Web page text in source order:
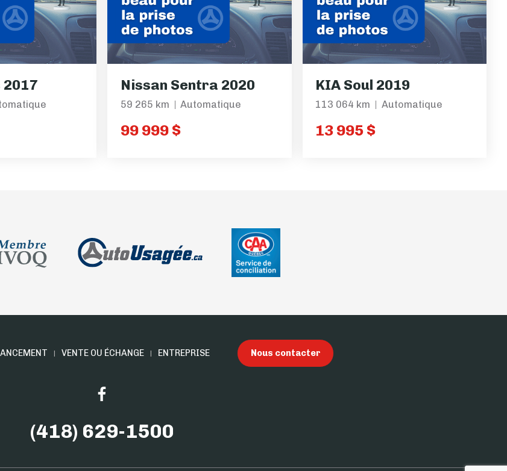
2017 Nissan Sentra 2020
59 265 km Automatique
99 999 $
KIA Soul 2019
113 064 km Automatique
13 995 $
VENTE OU ÉCHANGE ENTREPRISE Nous contacter
(418) 629-1500